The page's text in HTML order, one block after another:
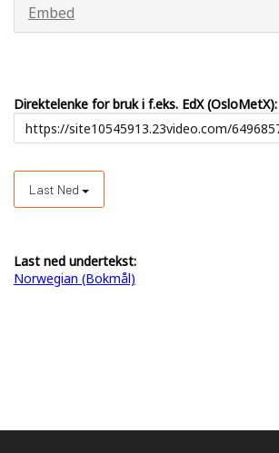
Embed
Direktelenke for bruk i f.eks. EdX (OsloMetX):
Last Ned
Last ned undertekst:
Norwegian (Bokmål)